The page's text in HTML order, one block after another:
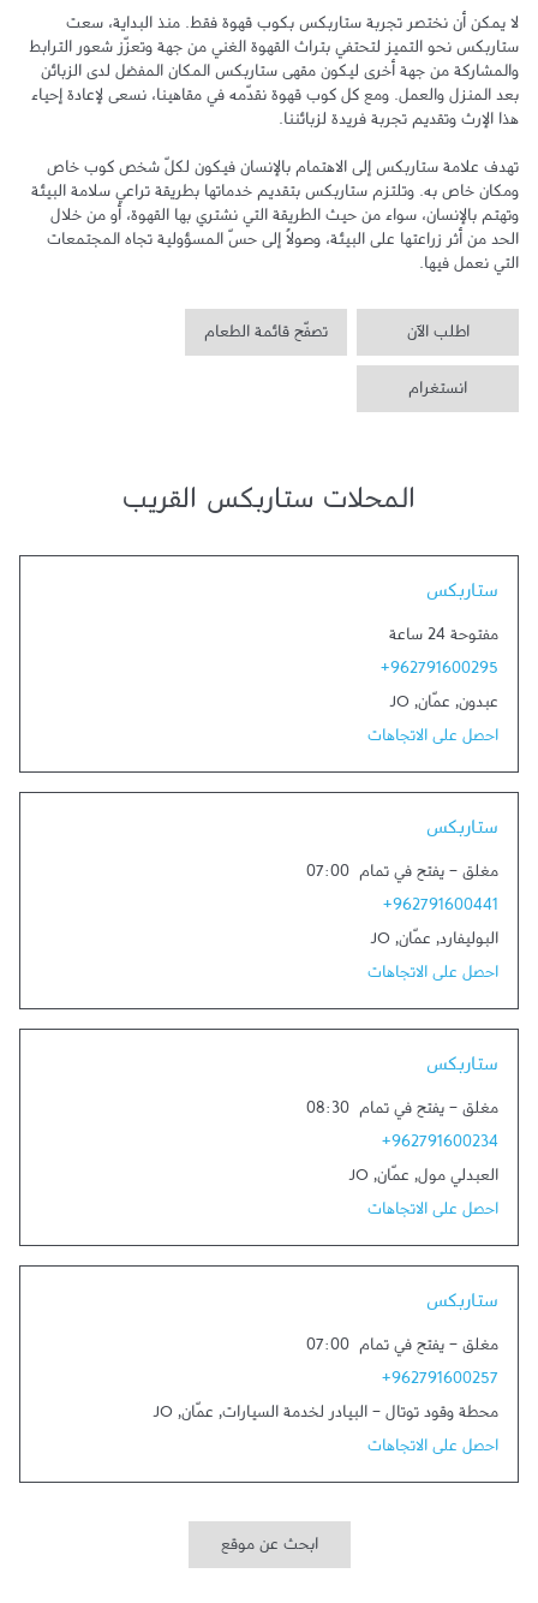
التي نعمل فيها.
اطلب الآن تصفّح قائمة الطعام
انستغرام
المحلات ستاربكس القريب
ستاربكس
مفتوحة 24 ساعة
+962791600295
عبدون, عمّان,
JO
احصل على الاتجاهات
ستاربكس
مغلق - يفتح في تمام 07:00
+962791600441
البوليفارد, عمّان,
JO
احصل على الاتجاهات
ستاربكس
مغلق - يفتح في تمام 08:30
+962791600234
العبدلي مول, عمّان,
JO
احصل على الاتجاهات
ستاربكس
مغلق - يفتح في تمام 07:00
+962791600257
محطة وقود توتال - البيادر لخدمة السيارات, عمّان,
JO
احصل على الاتجاهات
ابحث عن موقع